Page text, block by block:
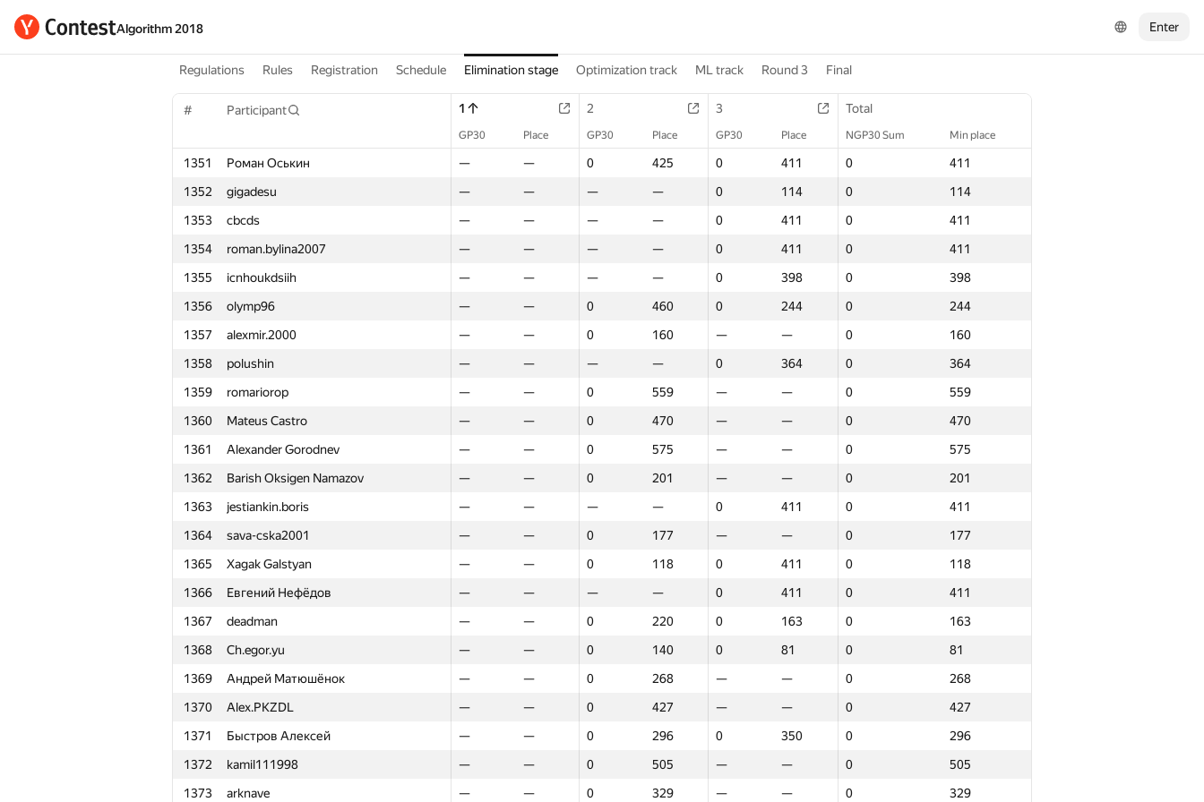
Algorithm 2018 Enter
Regulations Rules Registration Schedule Elimination stage Optimization track ML track Round 3 Final
# Participant 1 2 3 Total
GP30 Place GP30 Place GP30 Place NGP30 Sum Min place
1351 Роман Оськин — — 0 425 0 411 0
411
1352
gigadesu — — — — 0 114 0
114
1353
cbcds — — — — 0 411 0
411
1354
roman.bylina2007 — — — — 0 411 0
411
1355
icnhoukdsiih — — — — 0 398 0
398
1356
olymp96 — — 0 460 0 244 0
244
1357
alexmir.2000 — — 0 160 — — 0
160
1358
polushin — — — — 0 364 0
364
1359
romariorop — — 0 559 — — 0
559
1360
Mateus Castro — — 0 470 — — 0
470
1361
Alexander Gorodnev — — 0 575 — — 0
575
1362
Barish Oksigen Namazov — — 0 201 — — 0
201
1363
jestiankin.boris — — — — 0 411 0
411
1364
sava-cska2001 — — 0 177 — — 0
177
1365
Xagak Galstyan — — 0 118 0 411 0
118
1366
Евгений Нефёдов — — — — 0 411 0
411
1367
deadman — — 0 220 0 163 0
163
1368
Ch.egor.yu — — 0 140 0 81 0
81
1369
Андрей Матюшёнок — — 0 268 — — 0
268
1370
Alex.PKZDL — — 0 427 — — 0
427
1371
Быстров Алексей — — 0 296 0 350 0
296
1372
kamil111998 — — 0 505 — — 0
505
1373
arknave — — 0 329 — — 0
329
2 Total
GP30 Place NGP30 Sum Min place